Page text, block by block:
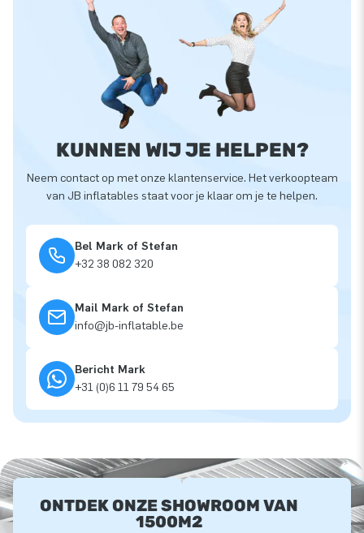
KUNNEN WIJ JE HELPEN?
Neem contact op met onze klantenservice. Het verkoopteam
van JB inflatables staat voor je klaar om je te helpen.
Bel Mark of Stefan
+32 38 082 320
Mail Mark of Stefan
info@jb-inflatable.be
Bericht Mark
+31 (0)6 11 79 54 65
ONTDEK ONZE SHOWROOM VAN
1500M2